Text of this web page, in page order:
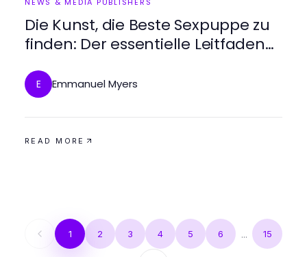
Die Kunst, die Beste Sexpuppe zu
finden: Der essentielle Leitfaden
E Emmanuel Myers
READ MORE
1 2 3 4 5 6 ... 15